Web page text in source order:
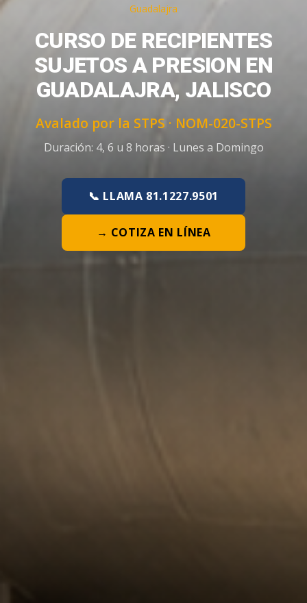
Guadalajra
CURSO DE RECIPIENTES
SUJETOS A PRESION EN
GUADALAJRA, JALISCO
Avalado por la STPS · NOM-020-STPS
Duración: 4, 6 u 8 horas · Lunes a Domingo
📞 LLAMA 81.1227.9501
→ COTIZA EN LÍNEA